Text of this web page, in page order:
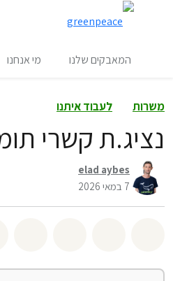
המאבקים שלנו מי אנחנו
משרות לעבוד איתנו
נציג.ת קשרי
elad aybes
7 במאי 2026